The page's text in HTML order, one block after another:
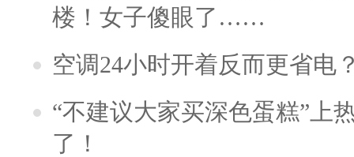
楼！女子傻眼了……
空调24小时开着反而更省电
“不建议大家买深色蛋糕”上
了！